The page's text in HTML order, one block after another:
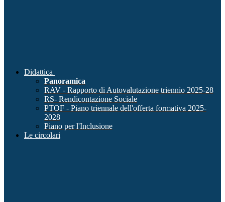
Didattica
Panoramica
RAV - Rapporto di Autovalutazione triennio 2025-28
RS- Rendicontazione Sociale
PTOF - Piano triennale dell'offerta formativa 2025-
2028
Piano per l'Inclusione
Le circolari